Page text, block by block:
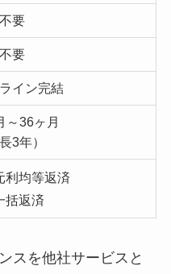
要
要
イン完結
～36ヶ月
3年）
利均等返済
括返済
スを他社サービスと